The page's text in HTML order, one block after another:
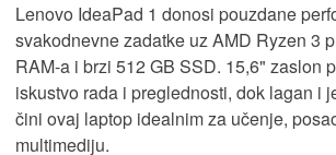
Lenovo IdeaPad 1 donosi pouzdane
svakodnevne zadatke uz AMD Ryzen 3
RAM-a i brzi 512 GB SSD. 15,6" zaslon
iskustvo rada i preglednosti, dok lagan i
čini ovaj laptop idealnim za učenje,
multimediju.